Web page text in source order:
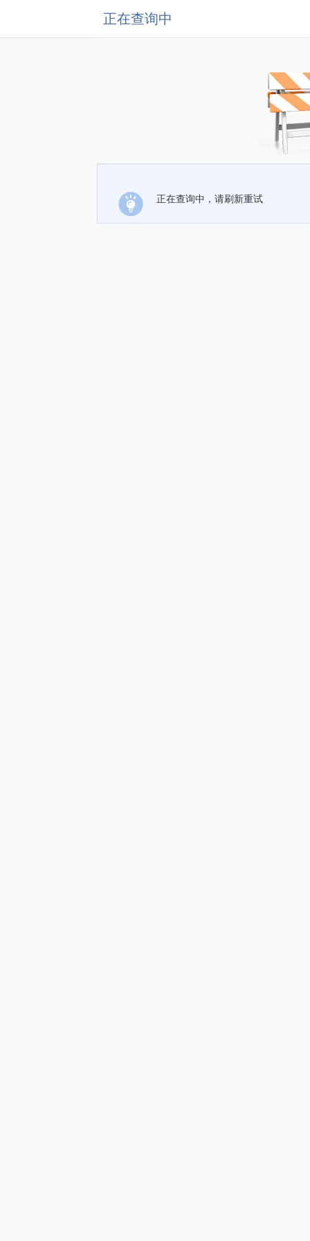
正在查询中
正在查询中，请刷新重试